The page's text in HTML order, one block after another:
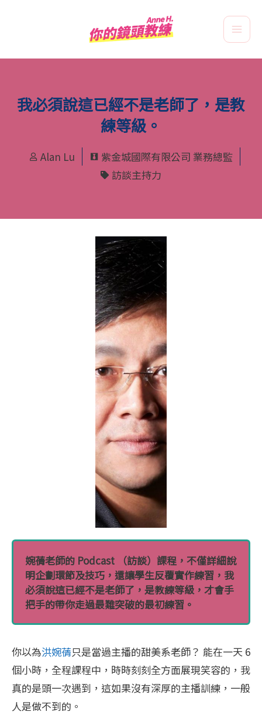
要
Main
我必須說這已經不是老師了，是教
練等級。
Alan Lu
紫金城國際有限公司 業務總監
訪談主持力
婉蒨老師的 Podcast （訪談）課程，不僅詳細說
明企劃環節及技巧，還讓學生反覆實作練習，我
必須說這已經不是老師了，是教練等級，才會手
把手的帶你走過最難突破的最初練習。
你以為洪婉蒨只是當過主播的甜美系老師？ 能在一天 6
個小時，全程課程中，時時刻刻全方面展現笑容的，我
真的是頭一次遇到，這如果沒有深厚的主播訓練，一般
人是做不到的。